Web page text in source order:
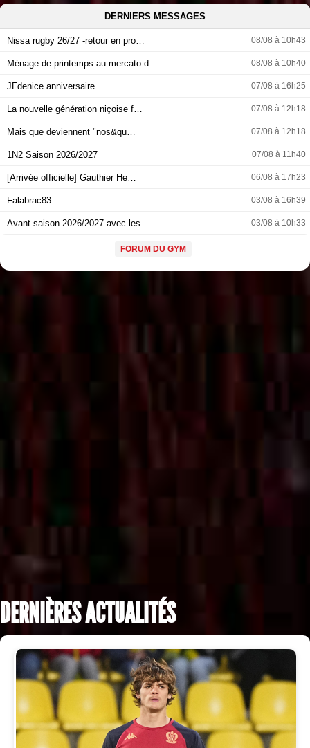
DERNIERS MESSAGES
Nissa rugby 26/27 -retour en pro… 08/08 à 10h43
Ménage de printemps au mercato d… 08/08 à 10h40
JFdenice anniversaire 07/08 à 16h25
La nouvelle génération niçoise f… 07/08 à 12h18
Mais que deviennent "nos&qu… 07/08 à 12h18
1N2 Saison 2026/2027 07/08 à 11h40
[Arrivée officielle] Gauthier He… 06/08 à 17h23
Falabrac83 03/08 à 16h39
Avant saison 2026/2027 avec les … 03/08 à 10h33
FORUM DU GYM
DERNIÈRES ACTUALITÉS